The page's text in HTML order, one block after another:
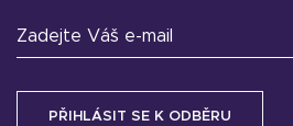
Zadejte Váš e-mail